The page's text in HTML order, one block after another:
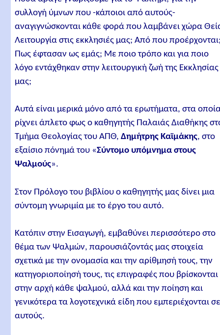
συλλογή ύμνων που -κάποιοι από αυτούς-
αναγιγνώσκονται κάθε φορά που λαμβάνει χώρα
Λειτουργία στις εκκλησιές μας; Από που
Πως έφτασαν ως εμάς; Με ποιο τρόπο και για ποιο
λόγο εντάχθηκαν στην λειτουργική ζωή της Εκκλησίας
μας;
Αυτά είναι μερικά μόνο από τα ερωτήματα, στα
ρίχνει άπλετο φως ο καθηγητής Παλαιάς Διαθήκης
Τμήμα Θεολογίας του ΑΠΘ,Δημήτρης Καϊμάκης, στο
εξαίσιο πόνημά του «Σύντομο υπόμνημα στους
Ψαλμούς».
Στον Πρόλογο του βιβλίου ο καθηγητής μας δίνει μια
σύντομη γνωριμία με το έργο του αυτό.
Κατόπιν στην Εισαγωγή, εμβαθύνει περισσότερο στο
θέμα των Ψαλμών, παρουσιάζοντάς μας στοιχεία
σχετικά με την ονομασία και την αρίθμησή τους, την
κατηγοριοποίησή τους, τις επιγραφές που βρίσκονται
στην αρχή κάθε ψαλμού, αλλά και την ποίηση και
γενικότερα τα λογοτεχνικά είδη που εμπεριέχονται
αυτούς.